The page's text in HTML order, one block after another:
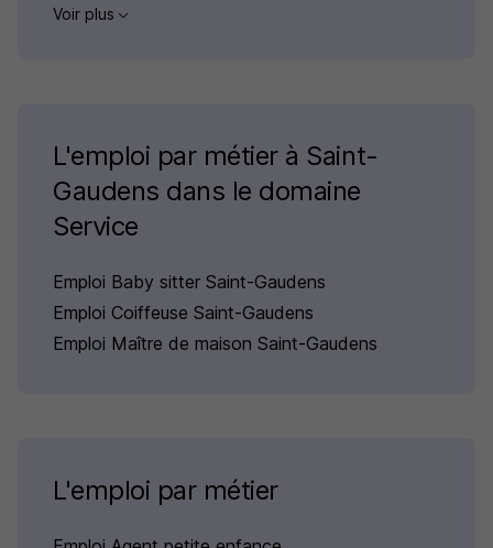
Voir plus
L'emploi par métier à Saint-
Gaudens dans le domaine
Service
Emploi Baby sitter Saint-Gaudens
Emploi Coiffeuse Saint-Gaudens
Emploi Maître de maison Saint-Gaudens
L'emploi par métier